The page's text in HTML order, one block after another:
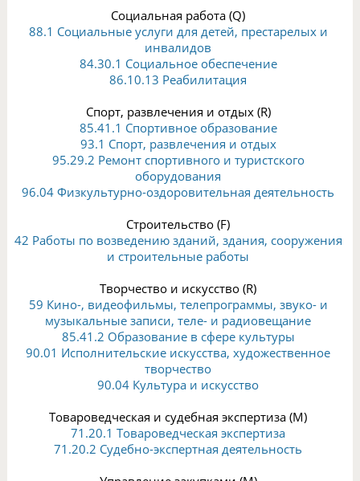
Социальная работа (Q)
88.1 Социальные услуги для детей, престарелых и
инвалидов
84.30.1 Социальное обеспечение
86.10.13 Реабилитация
Спорт, развлечения и отдых (R)
85.41.1 Спортивное образование
93.1 Спорт, развлечения и отдых
95.29.2 Ремонт спортивного и туристского
оборудования
96.04 Физкультурно-оздоровительная деятельность
Строительство (F)
42 Работы по возведению зданий, здания, сооружения
и строительные работы
Творчество и искусство (R)
59 Кино-, видеофильмы, телепрограммы, звуко- и
музыкальные записи, теле- и радиовещание
85.41.2 Образование в сфере культуры
90.01 Исполнительские искусства, художественное
творчество
90.04 Культура и искусство
Товароведческая и судебная экспертиза (M)
71.20.1 Товароведческая экспертиза
71.20.2 Судебно-экспертная деятельность